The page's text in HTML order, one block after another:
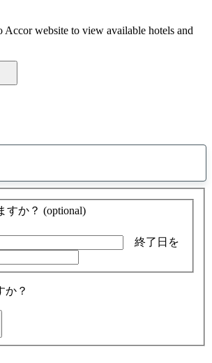
Accor website to view available hotels and
ア
ド
バ
イ
検
索
すか？ (optional)
終了日を
か？